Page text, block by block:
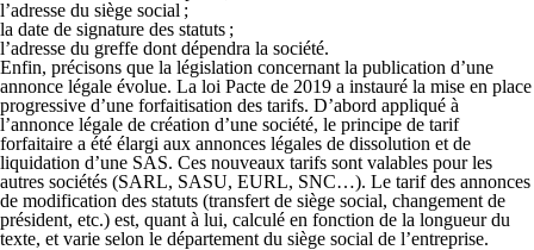
l’adresse du siège social ;
la date de signature des statuts ;
l’adresse du greffe dont dépendra la société.
Enfin, précisons que la législation concernant la publication d’une
annonce légale évolue. La loi Pacte de 2019 a instauré la mise en place
progressive d’une forfaitisation des tarifs. D’abord appliqué à
l’annonce légale de création d’une société, le principe de tarif
forfaitaire a été élargi aux annonces légales de dissolution et de
liquidation d’une SAS. Ces nouveaux tarifs sont valables pour les
autres sociétés (SARL, SASU, EURL, SNC…). Le tarif des annonces
de modification des statuts (transfert de siège social, changement de
président, etc.) est, quant à lui, calculé en fonction de la longueur du
texte, et varie selon le département du siège social de l’entreprise.